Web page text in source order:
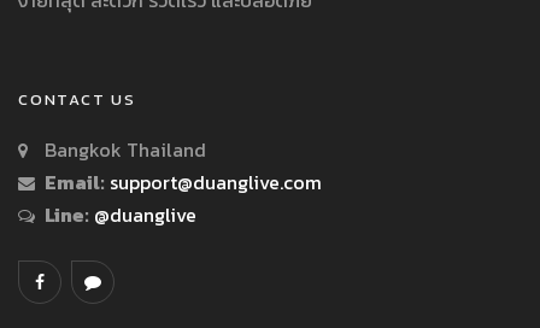
CONTACT US
Bangkok Thailand
Email: support@duanglive.com
Line: @duanglive